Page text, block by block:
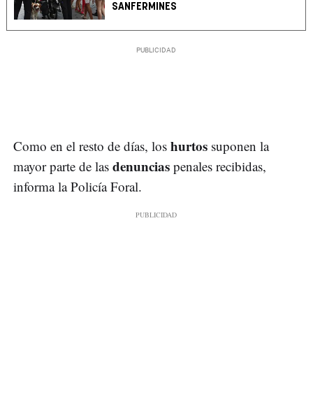
SANFERMINES
Como en el resto de días, los hurtos suponen la
mayor parte de las denuncias penales recibidas,
informa la Policía Foral.